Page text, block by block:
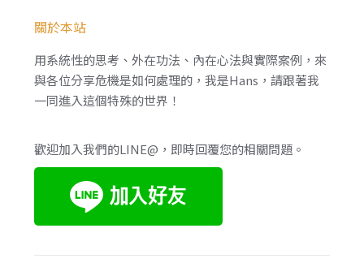
關於本站
用系統性的思考、外在功法、內在心法與實際案例，來
與各位分享危機是如何處理的，我是Hans，請跟著我
一同進入這個特殊的世界！
歡迎加入我們的LINE@，即時回覆您的相關問題。